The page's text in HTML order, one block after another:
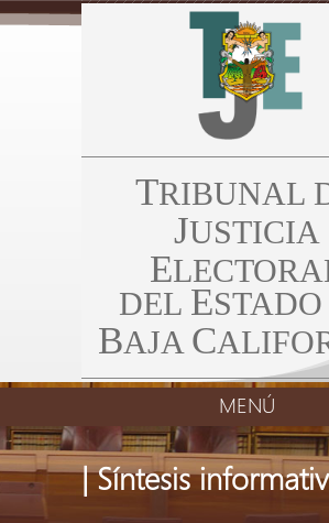
TRIBUNAL
JUSTICIA
E
DEL E
BAJA C
MENÚ
| Síntesis